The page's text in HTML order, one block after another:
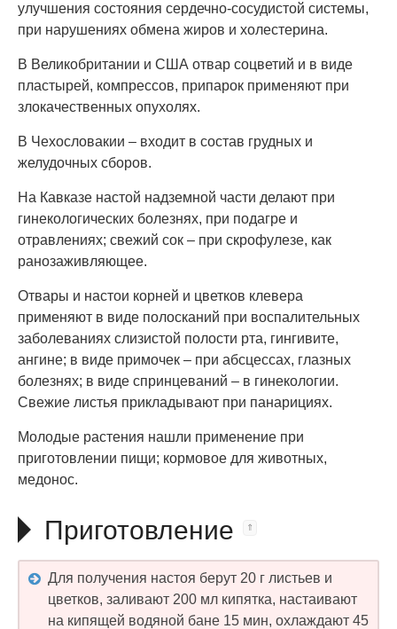
улучшения состояния сердечно-сосудистой системы,
при нарушениях обмена жиров и холестерина.
В Великобритании и США отвар соцветий и в виде
пластырей, компрессов, припарок применяют при
злокачественных опухолях.
В Чехословакии – входит в состав грудных и
желудочных сборов.
На Кавказе настой надземной части делают при
гинекологических болезнях, при подагре и
отравлениях; свежий сок – при скрофулезе, как
ранозаживляющее.
Отвары и настои корней и цветков клевера
применяют в виде полосканий при воспалительных
заболеваниях слизистой полости рта, гингивите,
ангине; в виде примочек – при абсцессах, глазных
болезнях; в виде спринцеваний – в гинекологии.
Свежие листья прикладывают при панарициях.
Молодые растения нашли применение при
приготовлении пищи; кормовое для животных,
медонос.
Приготовление
Для получения настоя берут 20 г листьев и
цветков, заливают 200 мл кипятка, настаивают
на кипящей водяной бане 15 мин, охлаждают 45